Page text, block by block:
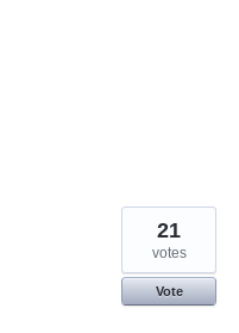
21
votes
Vote